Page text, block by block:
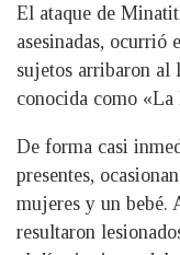
El ataque de
asesinadas, ocurrió
sujetos arribaron al
conocida como «La
De forma casi
presentes,
mujeres y un bebé.
resultaron